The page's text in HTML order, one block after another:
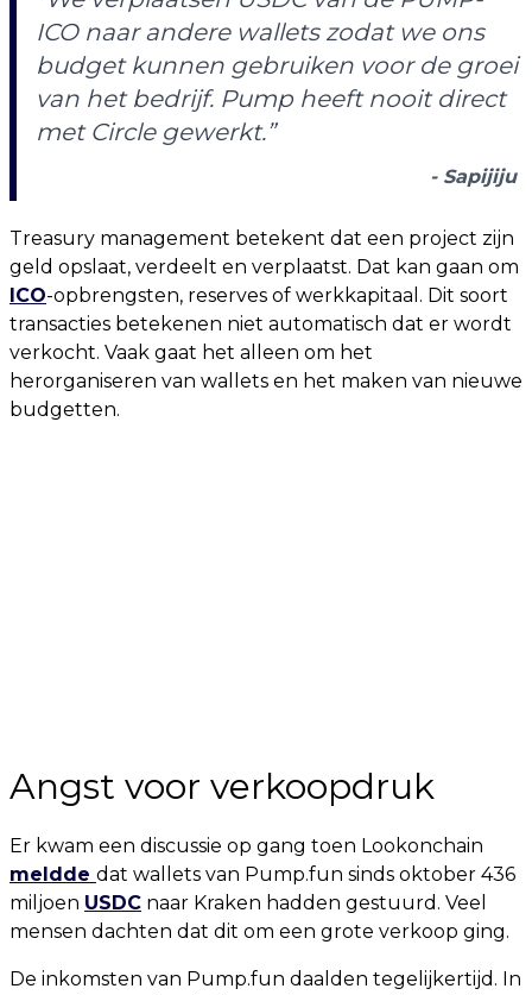
ICO naar andere wallets zodat we ons
budget kunnen gebruiken voor de groei
van het bedrijf. Pump heeft nooit direct
met Circle gewerkt.”
- Sapijiju
Treasury management betekent dat een project zijn
geld opslaat, verdeelt en verplaatst. Dat kan gaan om
ICO-opbrengsten, reserves of werkkapitaal. Dit soort
transacties betekenen niet automatisch dat er wordt
verkocht. Vaak gaat het alleen om het
herorganiseren van wallets en het maken van nieuwe
budgetten.
Angst voor verkoopdruk
Er kwam een discussie op gang toen Lookonchain
meldde dat wallets van Pump.fun sinds oktober 436
miljoen USDC naar Kraken hadden gestuurd. Veel
mensen dachten dat dit om een grote verkoop ging.
De inkomsten van Pump.fun daalden tegelijkertijd. In